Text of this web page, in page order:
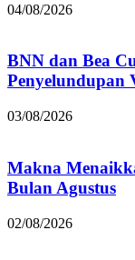
04/08/2026
BNN dan Bea
Penyelundupan
03/08/2026
Makna
Bulan Agustus
02/08/2026